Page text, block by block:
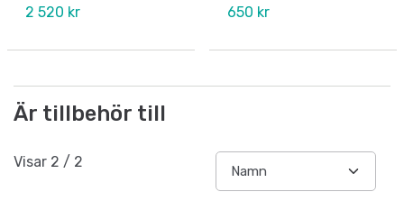
2 520 kr 650 kr
Är tillbehör till
Visar 2 / 2